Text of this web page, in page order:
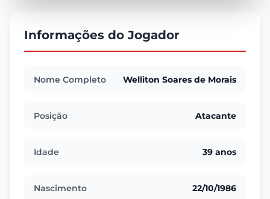
Informações do Jogador
Nome Completo Welliton Soares de Morais
Posição Atacante
Idade 39 anos
Nascimento 22/10/1986